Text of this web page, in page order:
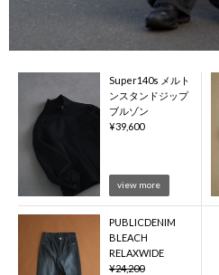
Super140s メルト
ンスタンドジップ
ブルゾン
¥39,600
view more
PUBLICDENIM
BLEACH
RELAXWIDE
¥24,200